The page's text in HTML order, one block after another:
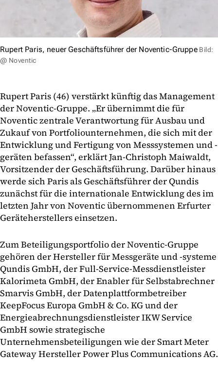
Rupert Paris, neuer Geschäftsführer der Noventic-Gruppe Bild:
@ Noventic
Rupert Paris (46) verstärkt künftig das Management
der Noventic-Gruppe. „Er übernimmt die für
Noventic zentrale Verantwortung für Ausbau und
Zukauf von Portfoliounternehmen, die sich mit der
Entwicklung und Fertigung von Messsystemen und -
geräten befassen“, erklärt Jan-Christoph Maiwaldt,
Vorsitzender der Geschäftsführung. Darüber hinaus
werde sich Paris als Geschäftsführer der Qundis
zunächst für die internationale Entwicklung des im
letzten Jahr von Noventic übernommenen Erfurter
Geräteherstellers einsetzen.
Zum Beteiligungsportfolio der Noventic-Gruppe
gehören der Hersteller für Messgeräte und -systeme
Qundis GmbH, der Full-Service-Messdienstleister
Kalorimeta GmbH, der Enabler für Selbstabrechner
Smarvis GmbH, der Datenplattformbetreiber
KeepFocus Europa GmbH & Co. KG und der
Energieabrechnungsdienstleister IKW Service
GmbH sowie strategische
Unternehmensbeteiligungen wie der Smart Meter
Gateway Hersteller Power Plus Communications AG.